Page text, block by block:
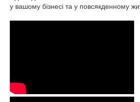
у вашому бізнесі та у повсякденному